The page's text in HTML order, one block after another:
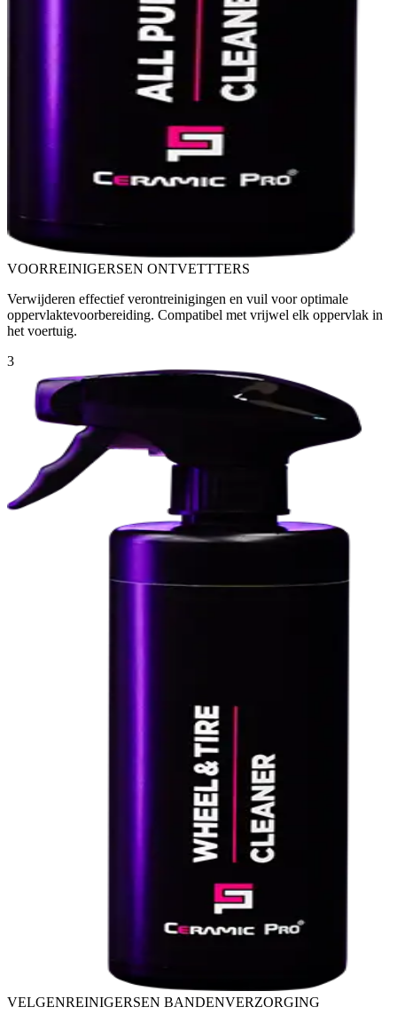
VOORREINIGERSEN ONTVETTTERS
Verwijderen effectief verontreinigingen en vuil voor optimale
oppervlaktevoorbereiding. Compatibel met vrijwel elk oppervlak in
het voertuig.
3
VELGENREINIGERSEN BANDENVERZORGING